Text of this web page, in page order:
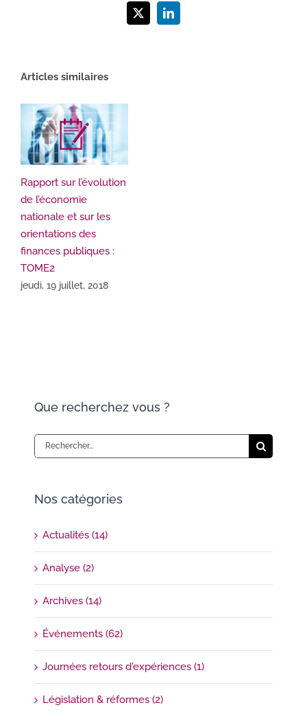
X LinkedIn
Articles similaires
Rapport sur l’évolution
de l’économie
nationale et sur les
orientations des
finances publiques :
TOME2
jeudi, 19 juillet, 2018
Que recherchez vous ?
Rechercher:
Nos catégories
Actualités (14)
Analyse (2)
Archives (14)
Événements (62)
Journées retours d'expériences (1)
Législation & réformes (2)